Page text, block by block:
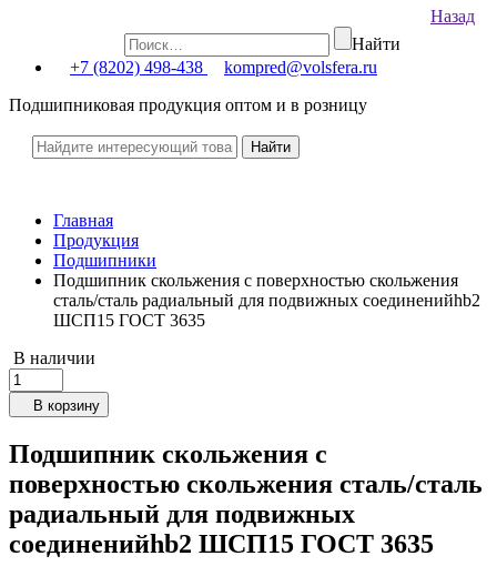
Назад
Найти
+7 (8202) 498-438
kompred@volsfera.ru
Подшипниковая продукция оптом и в розницу
Главная
Продукция
Подшипники
Подшипник скольжения с поверхностью скольжения
сталь/сталь радиальный для подвижных соединенийhb2
ШСП15 ГОСТ 3635
В наличии
В корзину
Подшипник скольжения с
поверхностью скольжения сталь/сталь
радиальный для подвижных
соединенийhb2 ШСП15 ГОСТ 3635